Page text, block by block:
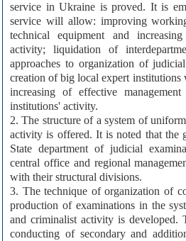
service in Ukraine is proved. It is
service will allow: improving
technical equipment and
activity; liquidation of
approaches to organization of
creation of big local expert institutions
increasing of effective
institutions' activity.
2. The structure of a system of
activity is offered. It is noted that the
State department of judicial
central office and regional
with their structural divisions.
3. The technique of organization of
production of examinations in the
and criminalist activity is developed.
conducting of secondary and